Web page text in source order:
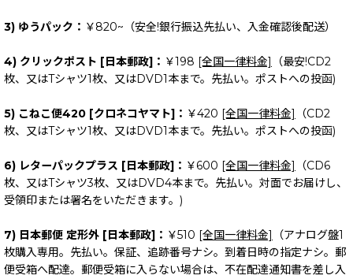
3) ゆうパック： ￥820~（安全!銀行振込先払い、入金確認後配送）
4) クリックポスト [日本郵政]： ￥198 [全国一律料金]
（最安!CD2
枚、又はTシャツ1枚、又はDVD1本まで。先払い。ポストへの投函)
5) こねこ便420 [クロネコヤマト]： ￥420 [全国一律料金]
（CD2
枚、又はTシャツ1枚、又はDVD1本まで。先払い。ポストへの投函)
6) レターパックプラス [日本郵政]： ￥600 [全国一律料金]
（CD6
枚、又はTシャツ3枚、又はDVD4本まで。先払い。対面でお届けし、
受領印または署名をいただきます。)
7) 日本郵便 定形外 [日本郵政]： ￥510 [全国一律料金]
（アナログ盤1
枚購入専用。先払い。保証、追跡番号ナシ。到着日時の指定ナシ。郵
便受箱へ配達。郵便受箱に入らない場合は、不在配達通知書を差し入